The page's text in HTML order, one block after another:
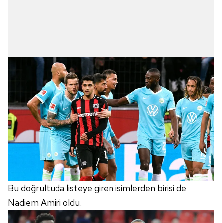
Bu doğrultuda listeye giren isimlerden birisi de
Nadiem Amiri oldu.